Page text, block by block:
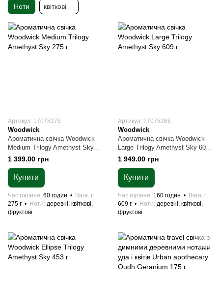
Ноти квіткові
Артикул: 1707527E
Woodwick
Ароматична свічка Woodwick
Medium Trilogy Amethyst Sky
275 г
1 399.00 грн
Купити
Час горіння 60 годин
Вага, г
275 г
Ноти деревні, квіткові,
фруктові
Артикул: 1707526E
Woodwick
Ароматична свічка Woodwick
Large Trilogy Amethyst Sky 609
г1 949.00 грн
Купити
Час горіння 160 годин
Вага, г
609 г
Ноти деревні, квіткові,
фруктові